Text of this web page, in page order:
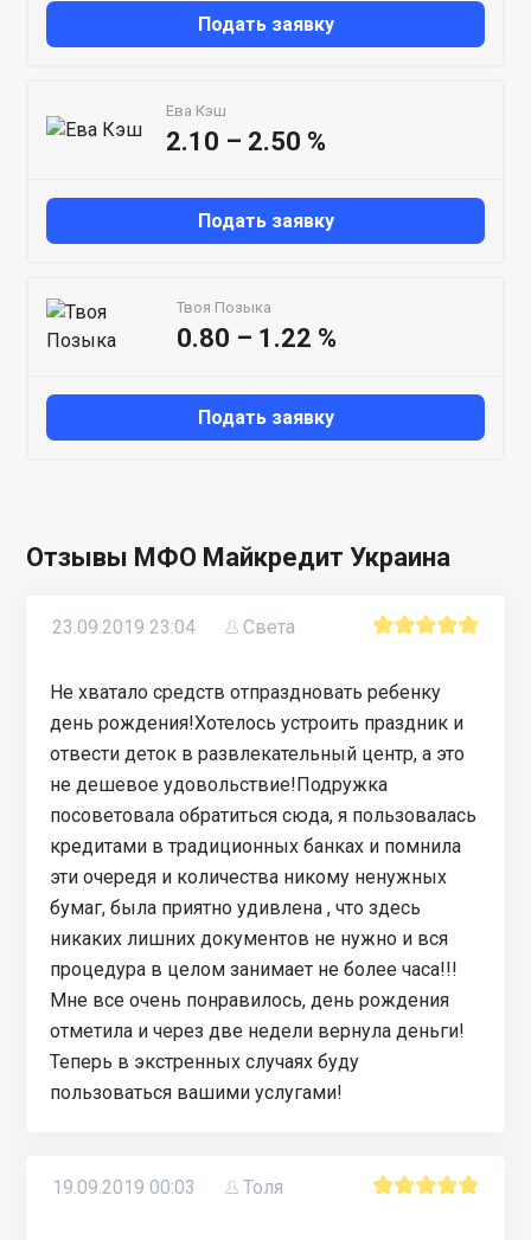
Подать заявку
Ева Кэш
2.10 – 2.50 %
Подать заявку
Твоя Позыка
0.80 – 1.22 %
Подать заявку
Отзывы МФО Майкредит Украина
23.09.2019 23:04 Света
Не хватало средств отпраздновать ребенку
день рождения!Хотелось устроить праздник и
отвести деток в развлекательный центр, а это
не дешевое удовольствие!Подружка
посоветовала обратиться сюда, я пользовалась
кредитами в традиционных банках и помнила
эти очередя и количества никому ненужных
бумаг, была приятно удивлена , что здесь
никаких лишних документов не нужно и вся
процедура в целом занимает не более часа!!!
Мне все очень понравилось, день рождения
отметила и через две недели вернула деньги!
Теперь в экстренных случаях буду
пользоваться вашими услугами!
19.09.2019 00:03 Толя